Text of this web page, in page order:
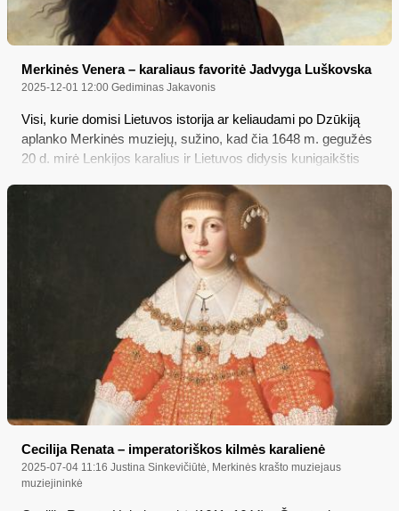
Merkinės Venera – karaliaus favoritė Jadvyga Luškovska
2025-12-01 12:00 Gediminas Jakavonis
Visi, kurie domisi Lietuvos istorija ar keliaudami po Dzūkiją
aplanko Merkinės muziejų, sužino, kad čia 1648 m. gegužės
20 d. mirė Lenkijos karalius ir Lietuvos didysis kunigaikštis
legendos, „likimas lėmė, kad jis mirė Jadvygos (dabar našlės
Vypskos) glėbyje: „O, kad gerasis Dievas mane išklausytų, ir
dvasią išleisčiau tavo glėbyje“...
Cecilija Renata – imperatoriškos kilmės karalienė
2025-07-04 11:16 Justina Sinkevičiūtė, Merkinės krašto muziejaus
muziejininkė